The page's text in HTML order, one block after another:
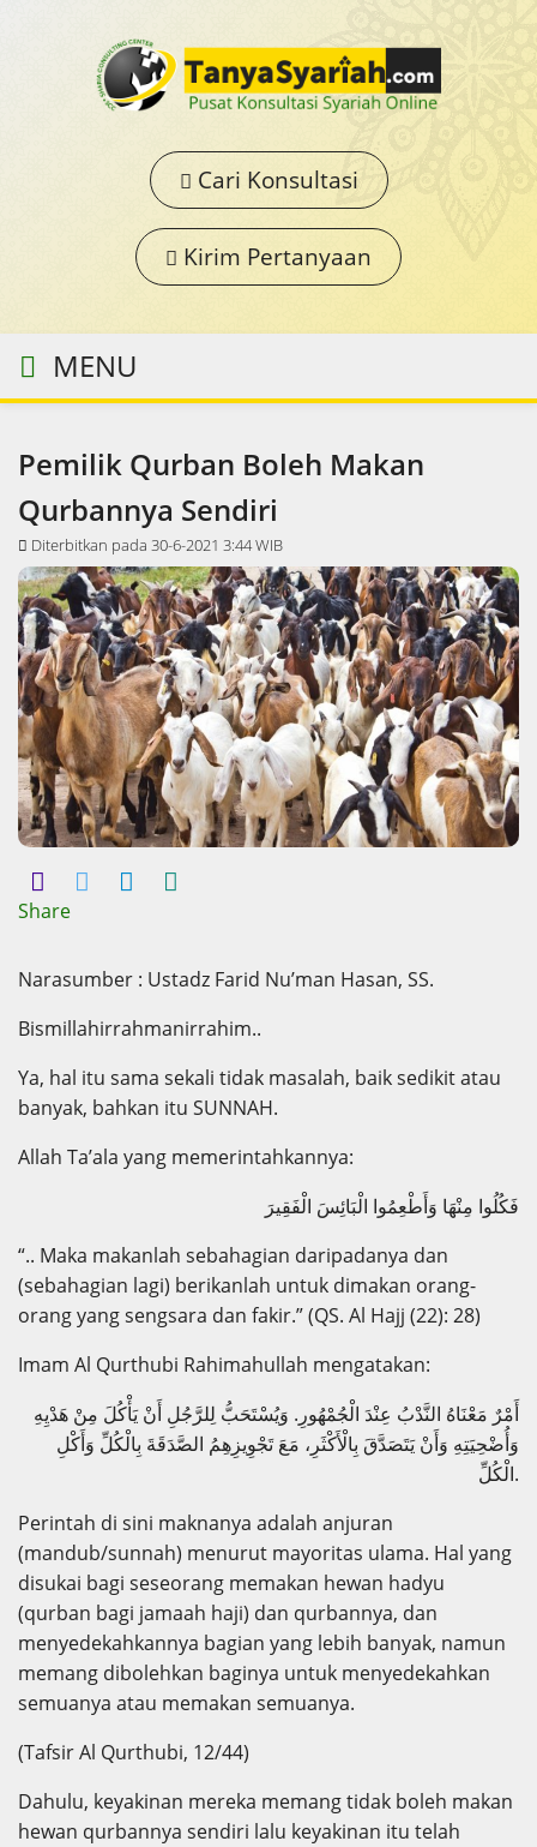
Cari Konsultasi
Kirim Pertanyaan
MENU
Pemilik Qurban Boleh Makan
Qurbannya Sendiri
Diterbitkan pada 30-6-2021 3:44 WIB
Share
Narasumber : Ustadz Farid Nu’man Hasan, SS.
Bismillahirrahmanirrahim..
Ya, hal itu sama sekali tidak masalah, baik sedikit atau
banyak, bahkan itu SUNNAH.
Allah Ta’ala yang memerintahkannya:
فَكُلُوا مِنْهَا وَأَطْعِمُوا الْبَائِسَ الْفَقِيرَ
“.. Maka makanlah sebahagian daripadanya dan
(sebahagian lagi) berikanlah untuk dimakan orang-
orang yang sengsara dan fakir.” (QS. Al Hajj (22): 28)
Imam Al Qurthubi Rahimahullah mengatakan:
أَمْرٌ مَعْنَاهُ النَّدْبُ عِنْدَ الْجُمْهُورِ. وَيُسْتَحَبُّ لِلرَّجُلِ أَنْ يَأْكُلَ مِنْ هَدْيِهِ
وَأُضْحِيَتِهِ وَأَنْ يَتَصَدَّقَ بِالْأَكْثَرِ، مَعَ تَجْوِيزِهِمُ الصَّدَقَةَ بِالْكُلِّ وَأَكْلِ
الْكُلِّ.
Perintah di sini maknanya adalah anjuran
(mandub/sunnah) menurut mayoritas ulama. Hal yang
disukai bagi seseorang memakan hewan hadyu
(qurban bagi jamaah haji) dan qurbannya, dan
menyedekahkannya bagian yang lebih banyak, namun
memang dibolehkan baginya untuk menyedekahkan
semuanya atau memakan semuanya.
(Tafsir Al Qurthubi, 12/44)
Dahulu, keyakinan mereka memang tidak boleh makan
hewan qurbannya sendiri lalu keyakinan itu telah